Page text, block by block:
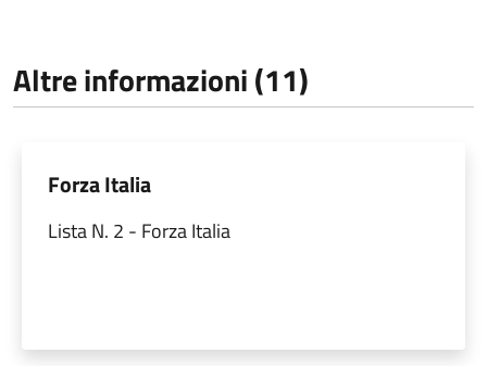
Altre informazioni (11)
Forza Italia
Lista N. 2 - Forza Italia